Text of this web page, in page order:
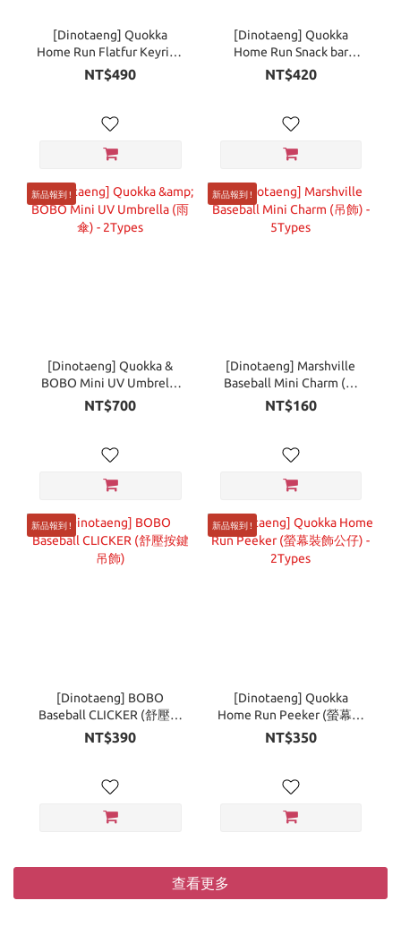
[Dinotaeng] Quokka
Home Run Flatfur Keyring
(鑰匙圈) - 7Types
NT$490
[Dinotaeng] Quokka
Home Run Snack bar
Keyring ver.1 (吊飾) -
2Types
NT$420
新品報到 !
[Dinotaeng] Quokka &
BOBO Mini UV Umbrella
(雨傘) - 2Types
NT$700
新品報到 !
[Dinotaeng] Marshville
Baseball Mini Charm (吊
飾) - 5Types
NT$160
新品報到 !
[Dinotaeng] BOBO
Baseball CLICKER (舒壓按
鍵吊飾)
NT$390
新品報到 !
[Dinotaeng] Quokka
Home Run Peeker (螢幕裝
飾公仔) - 2Types
NT$350
查看更多